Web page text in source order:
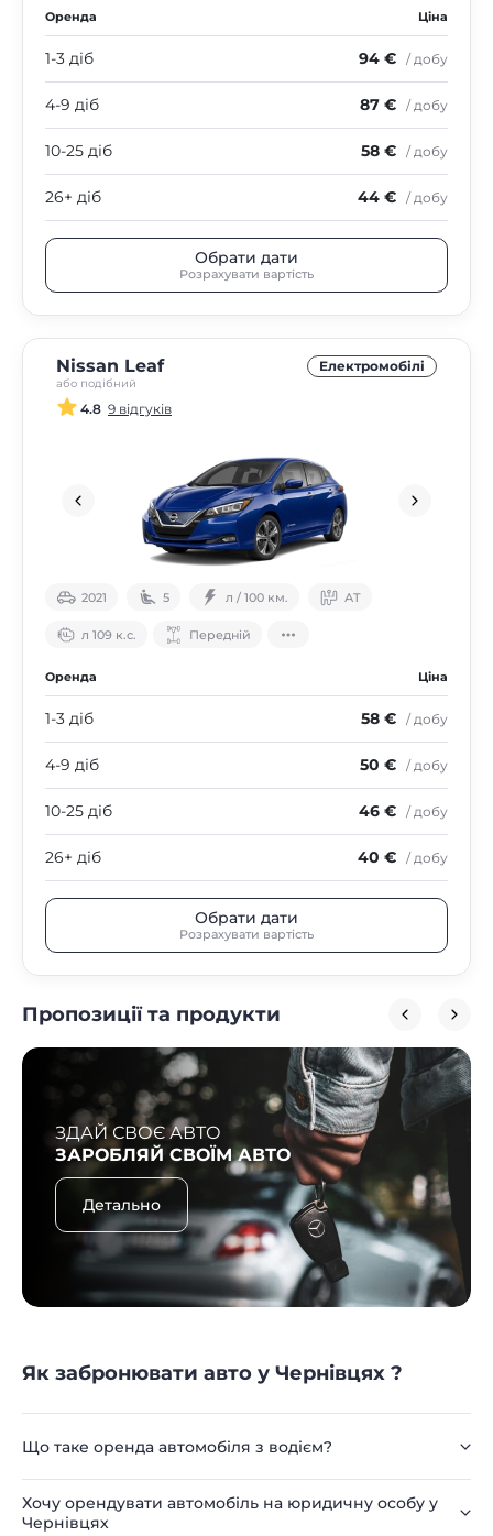
Оренда Ціна
1-3 діб 94 € / добу
4-9 діб 87 € / добу
10-25 діб 58 € / добу
26+ діб 44 € / добу
Обрати дати
Розрахувати вартість
Nissan Leaf
або подібний
Електромобілі
4.8 9 відгуків
2021 5 л / 100 км. АТ
л 109 к.с. Передній
Оренда Ціна
1-3 діб 58 € / добу
4-9 діб 50 € / добу
10-25 діб 46 € / добу
26+ діб 40 € / добу
Обрати дати
Розрахувати вартість
Пропозиції та продукти
ЗДАЙ СВОЄ АВТО
ЗАРОБЛЯЙ СВОЇМ АВТО
Детально
Як забронювати авто у Чернівцях ?
Що таке оренда автомобіля з водієм?
Хочу орендувати автомобіль на юридичну особу у
Чернівцях